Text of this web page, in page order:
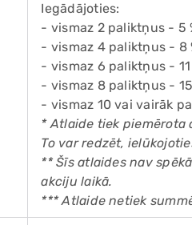
Iegādājoties:
- vismaz 2 paliktņus - 5
- vismaz 4 paliktņus - 8
- vismaz 6 paliktņus - 11
- vismaz 8 paliktņus -
- vismaz 10 vai vairāk
* Atlaide tiek piemērota
To var redzēt,
** Šīs atlaides nav
akciju laikā.
*** Atlaide netiek